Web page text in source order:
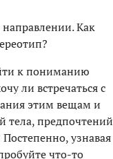
направлении. Как
к пониманию
ли встречаться с
этим вещам и
тела, предпочтений
узнавая
что-то